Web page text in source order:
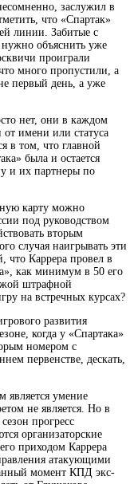
заслужил в
что «Спартак»
линии. Забитые с
объяснить уже
проиграли
много пропустили, а
первый день, а уже
нет, они в каждом
от имени или статуса
в том, что главной
была и остается
и их партнеры по
карту можно
под руководством
вторым
случая наигрывать эти
что Каррера провел в
как минимум в 50 его
штрафной
на встречных курсах?
развития
когда у «Спартака»
номером с
первенстве, дескать,
является умение
не является. Но в
прогресс
организаторские
приходом Каррера
атакующими
момент КПД экс-